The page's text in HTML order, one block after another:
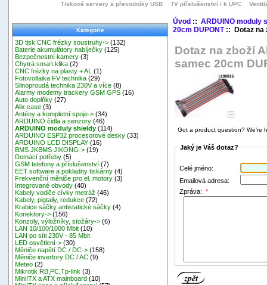
Tiskové servery a převodníky USB
TV příslušenství i k UPC
Kategorie
3D tisk CNC frézky soustruhy-> (132)
Baterie akumulátory nabíječky (125)
Bezpečnostní kamery (3)
Chytrá smart klika (2)
CNC frézky na plasty + AL
(1)
Fotovoltaika FV technika (29)
Silnoproudá technika 230V a více (8)
Alarmy modemy trackery GSM GPS (16)
Auto doplňky (27)
Alix case (3)
Antény a kompletní spoje-> (34)
ARDUINO čidla a senzory (46)
ARDUINO moduly shieldy (114)
ARDUINO ESP32 procesorové desky (33)
ARDUINO LCD DISPLAY (16)
BMS JKBMS JIKONG-> (19)
Domácí potřeby (5)
GSM telefony a příslušenství (7)
EET software a pokladny tiskárny (4)
Frekvenční měniče pro el. motory (3)
Integrované obvody (40)
Kabely vodiče cívky metráž (46)
Kabely, pigtaily, redukce (72)
Krabice sáčky antistatické sáčky (4)
Konektory-> (156)
Konzoly, výložníky, stožáry-> (6)
LAN 10/100/1000 Mbit (10)
LAN po síti 230V - 85 Mbit
LED osvětlení-> (30)
Měniče napětí DC / DC-> (158)
Měniče invertory DC / AC (9)
Meteo (2)
Mikrotik RB,PC,Tp-link (3)
MiniITX a ATX mainboard (10)
Úvod:: ARDUINO moduly
20cm DUPONT:: Dotaz na
Dotaz na zboží
samec 20cm
Got a product question? We're
Jaký je Váš dotaz?
Celé jméno:
Emailová adresa:
Zpráva: *